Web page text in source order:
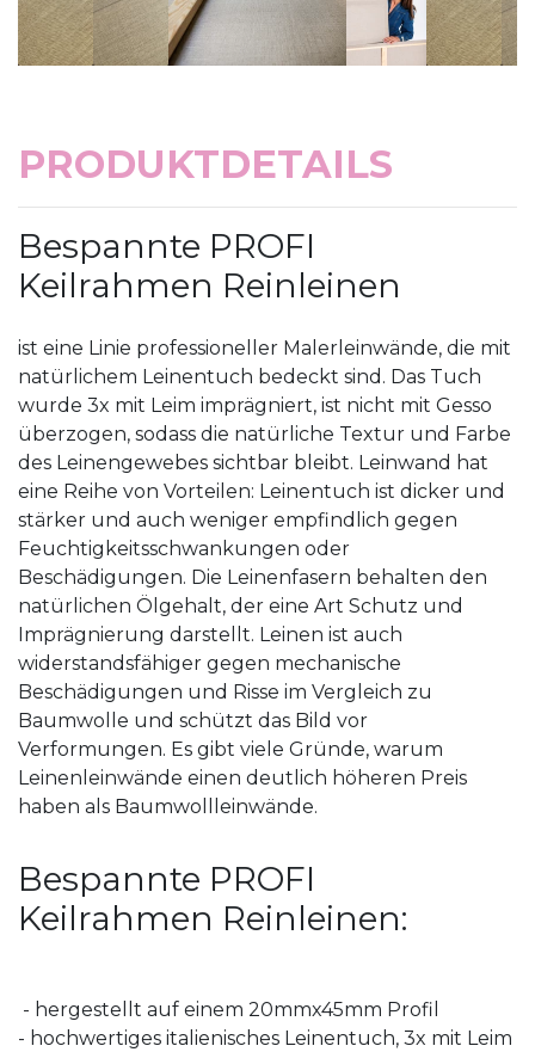
PRODUKTDETAILS
Bespannte PROFI
Keilrahmen Reinleinen
ist eine Linie professioneller Malerleinwände, die mit
natürlichem Leinentuch bedeckt sind. Das Tuch
wurde 3x mit Leim imprägniert, ist nicht mit Gesso
überzogen, sodass die natürliche Textur und Farbe
des Leinengewebes sichtbar bleibt. Leinwand hat
eine Reihe von Vorteilen: Leinentuch ist dicker und
stärker und auch weniger empfindlich gegen
Feuchtigkeitsschwankungen oder
Beschädigungen. Die Leinenfasern behalten den
natürlichen Ölgehalt, der eine Art Schutz und
Imprägnierung darstellt. Leinen ist auch
widerstandsfähiger gegen mechanische
Beschädigungen und Risse im Vergleich zu
Baumwolle und schützt das Bild vor
Verformungen. Es gibt viele Gründe, warum
Leinenleinwände einen deutlich höheren Preis
haben als Baumwollleinwände.
Bespannte PROFI
Keilrahmen Reinleinen:
- hergestellt auf einem 20mmx45mm Profil
- hochwertiges italienisches Leinentuch, 3x mit Leim